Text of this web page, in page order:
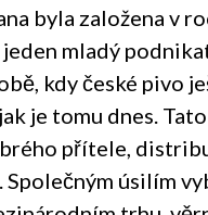
byla založena v
mladý
kdy české pivo
je tomu dnes.
přítele,
Společným úsilím